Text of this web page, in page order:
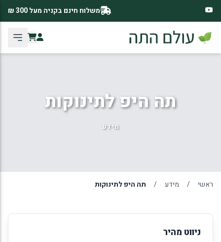
משלוח חינם בקניה מעל 300 ₪
תה היפ לתינוקות
מידע
ראשי / מידע / תה היפ לתינוקות
ניווט מהיר